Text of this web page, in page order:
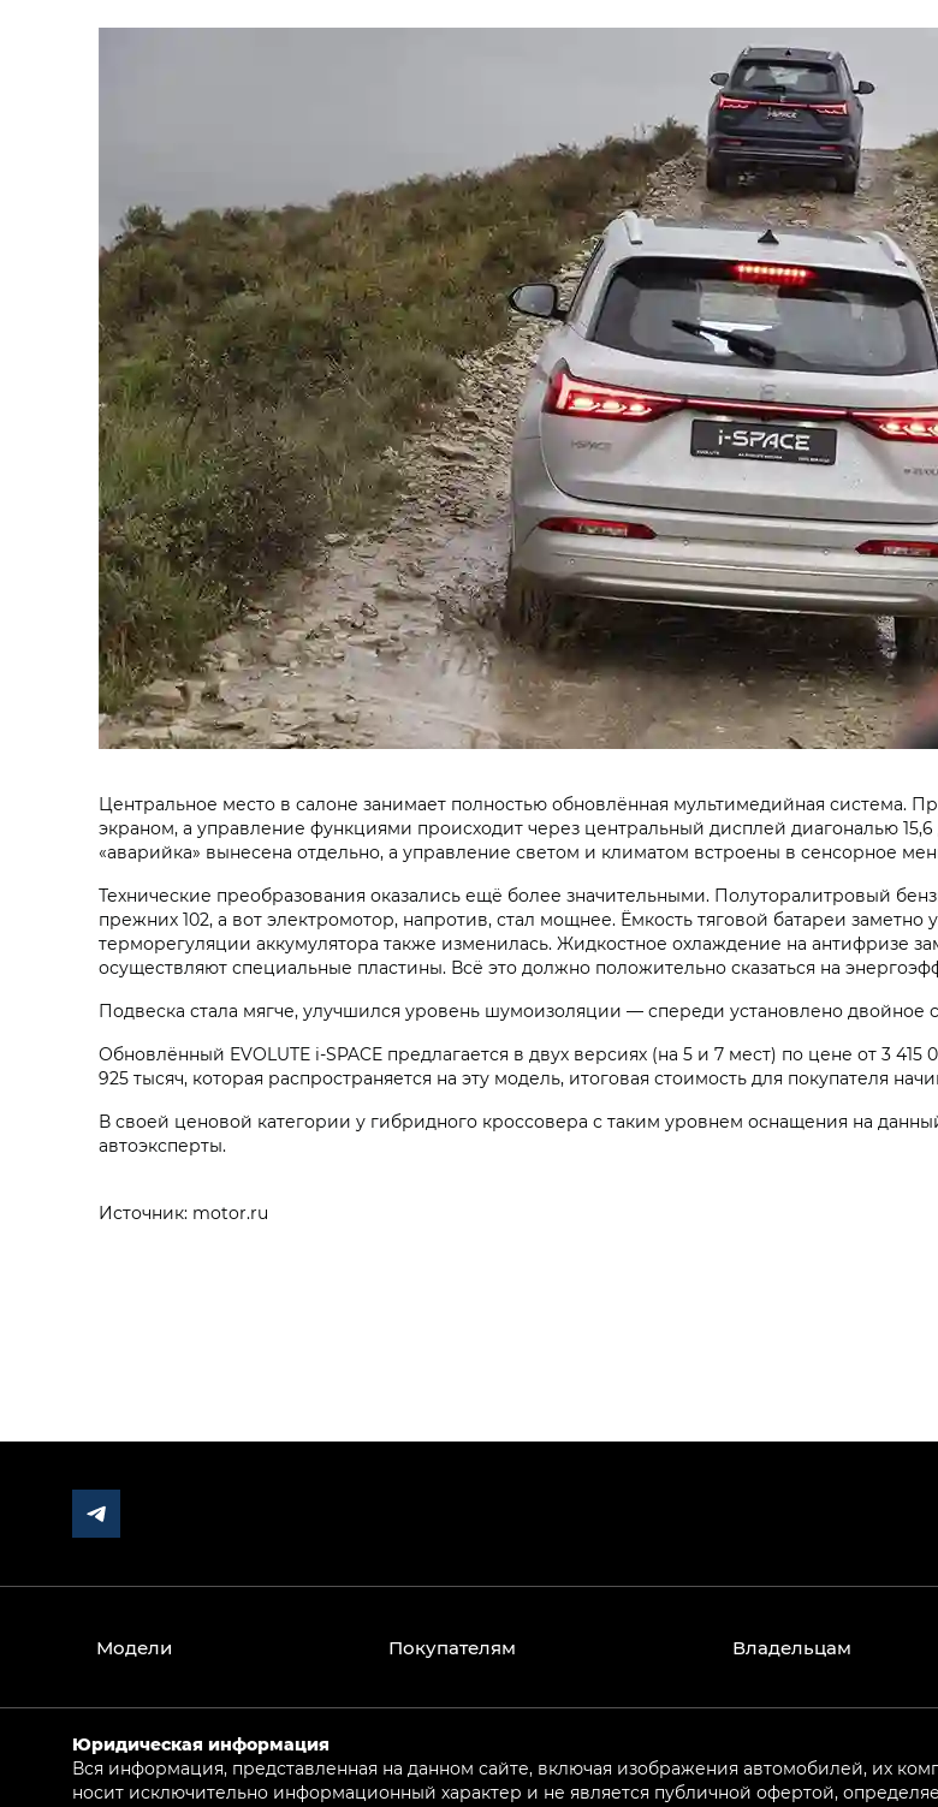
Центральное место в салоне занимает полностью обновлённая мультимедийная система.
экраном, а управление функциями происходит через центральный дисплей диагональю
«аварийка» вынесена отдельно, а управление светом и климатом встроены в сенсорное
Технические преобразования оказались ещё более значительными. Полуторалитровый
прежних 102, а вот электромотор, напротив, стал мощнее. Ёмкость тяговой батареи заметно
терморегуляции аккумулятора также изменилась. Жидкостное охлаждение на антифризе
осуществляют специальные пластины. Всё это должно положительно сказаться на
Подвеска стала мягче, улучшился уровень шумоизоляции — спереди установлено двойное
Обновлённый EVOLUTE i‑SPACE предлагается в двух версиях (на 5 и 7 мест) по цене от 3
925 тысяч, которая распространяется на эту модель, итоговая стоимость для покупателя
В своей ценовой категории у гибридного кроссовера с таким уровнем оснащения на
автоэксперты.
Источник: motor.ru
Модели Покупателям Владельцам
Юридическая информация
Вся информация, представленная на данном сайте, включая изображения автомобилей, их
носит исключительно информационный характер и не является публичной офертой,